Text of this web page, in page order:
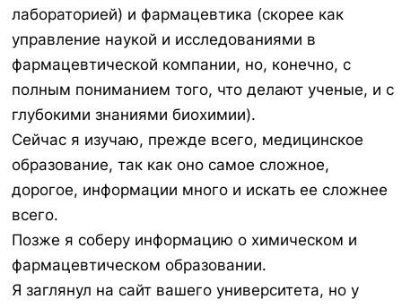
лабораторией) и фармацевтика (скорее как
управление наукой и исследованиями в
фармацевтической компании, но, конечно, с
полным пониманием того, что делают ученые, и с
глубокими знаниями биохимии).
Сейчас я изучаю, прежде всего, медицинское
образование, так как оно самое сложное,
дорогое, информации много и искать ее сложнее
всего.
Позже я соберу информацию о химическом и
фармацевтическом образовании.
Я заглянул на сайт вашего университета, но у